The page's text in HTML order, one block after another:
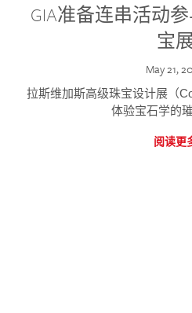
GIA准备连串活动
宝
May 21,
拉斯维加斯高级珠宝设计展（
体验宝石学的
阅读更